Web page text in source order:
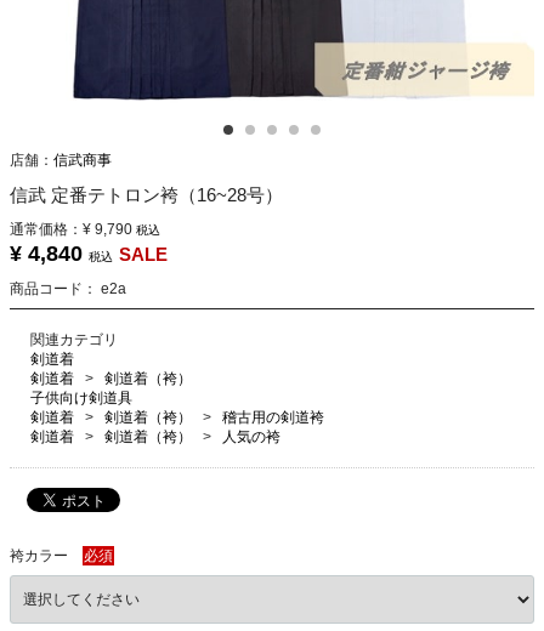
店舗： 信武商事
信武 定番テトロン袴（16~28号）
通常価格： ¥ 9,790 税込
¥ 4,840 税込 SALE
商品コード： e2a
関連カテゴリ
剣道着
剣道着
剣道着（袴）
子供向け剣道具
剣道着
剣道着（袴）
稽古用の剣道袴
剣道着
剣道着（袴） 人気の袴
袴カラー 必須